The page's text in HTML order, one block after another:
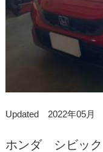
Updated 2022年05月
ホンダ シビッ